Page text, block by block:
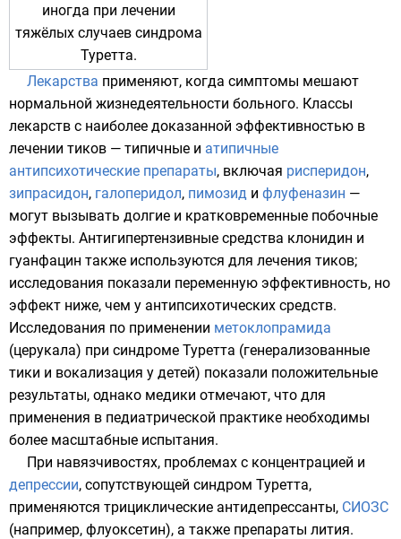
иногда при лечении
тяжёлых случаев синдрома
Туретта.
Лекарства применяют, когда симптомы мешают
нормальной жизнедеятельности больного. Классы
лекарств с наиболее доказанной эффективностью в
лечении тиков — типичные и атипичные
антипсихотические препараты, включая рисперидон,
зипрасидон, галоперидол, пимозид и флуфеназин —
могут вызывать долгие и кратковременные побочные
эффекты. Антигипертензивные средства клонидин и
гуанфацин также используются для лечения тиков;
исследования показали переменную эффективность, но
эффект ниже, чем у антипсихотических средств.
Исследования по применении метоклопрамида
(церукала) при синдроме Туретта (генерализованные
тики и вокализация у детей) показали положительные
результаты, однако медики отмечают, что для
применения в педиатрической практике необходимы
более масштабные испытания.
При навязчивостях, проблемах с концентрацией и
депрессии, сопутствующей синдром Туретта,
применяются трициклические антидепрессанты, СИОЗС
(например, флуоксетин), а также препараты лития.